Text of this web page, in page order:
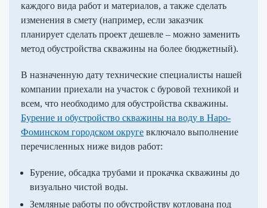
каждого вида работ и материалов, а также сделать
изменения в смету (например, если заказчик
планирует сделать проект дешевле – можно заменить
метод обустройства скважины на более бюджетный).
В назначенную дату технические специалисты нашей
компании приехали на участок с буровой техникой и
всем, что необходимо для обустройства скважины.
Бурение и обустройство скважины на воду в Наро-
Фоминском городском округе включало выполнение
перечисленных ниже видов работ:
Бурение, обсадка трубами и прокачка скважины до
визуально чистой воды.
Земляные работы по обустройству котлована под